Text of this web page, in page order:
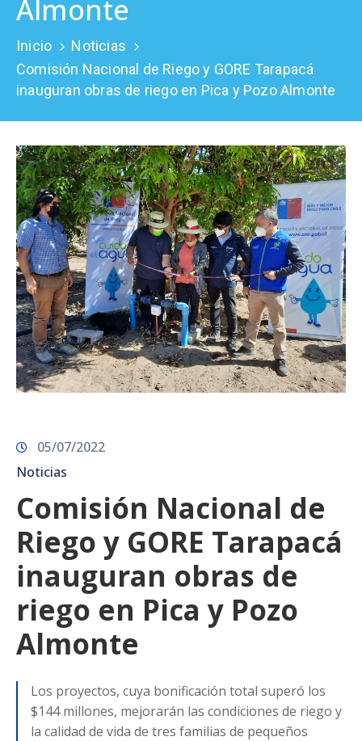
Prensa
Almonte
Inicio
Noticias
Comisión Nacional de Riego y GORE Tarapacá
inauguran obras de riego en Pica y Pozo Almonte
05/07/2022
Noticias
Comisión Nacional de
Riego y GORE Tarapacá
inauguran obras de
riego en Pica y Pozo
Almonte
Los proyectos, cuya bonificación total superó los
$144 millones, mejorarán las condiciones de riego y
la calidad de vida de tres familias de pequeños